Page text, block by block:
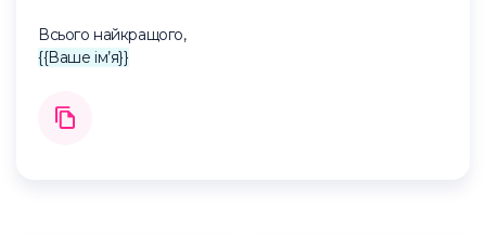
Всього найкращого,
{{Ваше ім’я}}